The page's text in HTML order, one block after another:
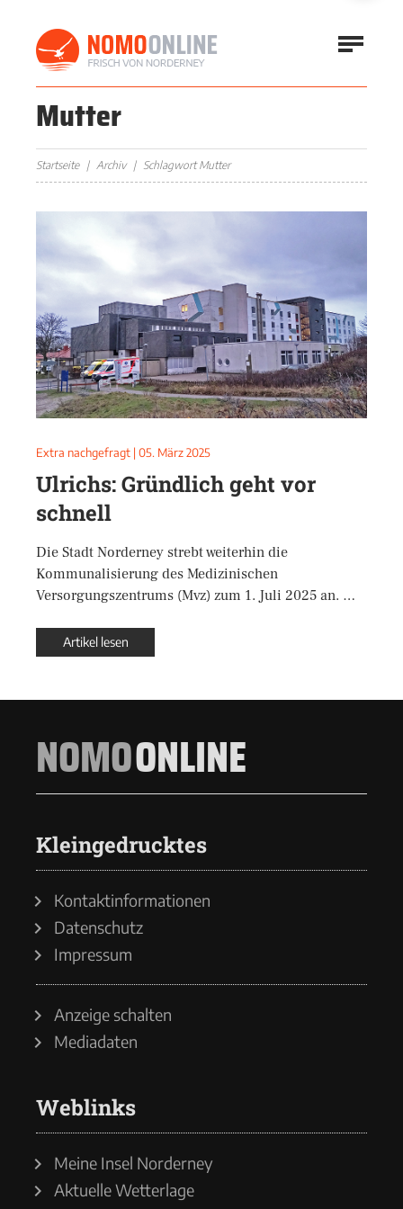
Mutter
Startseite Archiv Schlagwort Mutter
Extra nachgefragt | 05. März 2025
Ulrichs: Gründlich geht vor
schnell
Die Stadt Norderney strebt weiterhin die
Kommunalisierung des Medizinischen
Versorgungszentrums (Mvz) zum 1. Juli 2025 an. …
Artikel lesen
NOMOONLINE
Kleingedrucktes
Kontaktinformationen
Datenschutz
Impressum
Anzeige schalten
Mediadaten
Weblinks
Meine Insel Norderney
Aktuelle Wetterlage